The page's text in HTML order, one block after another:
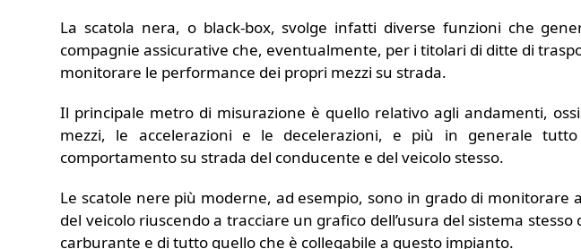
La scatola nera, o black-box, svolge infatti diverse funzioni che
compagnie assicurative che, eventualmente, per i titolari di ditte di
monitorare le performance dei propri mezzi su strada.
Il principale metro di misurazione è quello relativo agli andamenti,
mezzi, le accelerazioni e le decelerazioni, e più in generale
comportamento su strada del conducente e del veicolo stesso.
Le scatole nere più moderne, ad esempio, sono in grado di monitorare
del veicolo riuscendo a tracciare un grafico dell’usura del sistema
carburante e di tutto quello che è collegabile a questo impianto.